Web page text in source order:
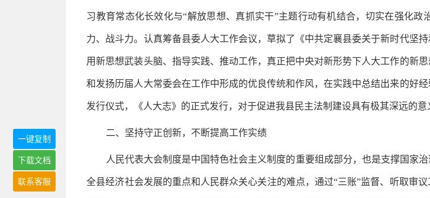
习教育常态化长效化与“解放思想、真抓实干”主题行动有机结合，切实在强化
力、战斗力。认真筹备县委人大工作会议，草拟了《中共定襄县委关于新时代坚
用新思想武装头脑、指导实践、推动工作，真正把中央对新形势下人大工作的新
和发扬历届人大常委会在工作中形成的优良传统和作风，在实践中总结出来的好
发行仪式，《人大志》的正式发行，对于促进我县民主法制建设具有极其深远的意
二、坚持守正创新，不断提高工作实绩
人民代表大会制度是中国特色社会主义制度的重要组成部分，也是支撑国家
全县经济社会发展的重点和人民群众关心关注的难点，通过“三账”监督、听取审
一键复制
下载文档
联系客服